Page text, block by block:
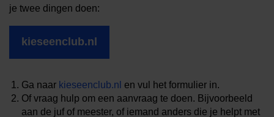
je twee dingen doen:
kieseenclub.nl
Ga naar kieseenclub.nl en vul het formulier in.
Of vraag hulp om een aanvraag te doen. Bijvoorbeeld
aan de juf of meester, of iemand anders die je helpt met